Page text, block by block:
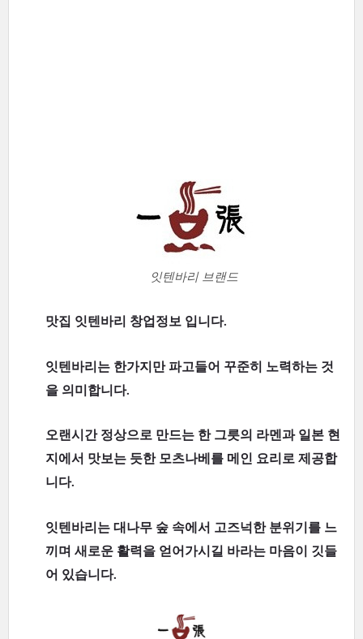
잇텐바리 브랜드
맛집 잇텐바리 창업정보 입니다.
잇텐바리는 한가지만 파고들어 꾸준히 노력하는 것
을 의미합니다.
오랜시간 정상으로 만드는 한 그릇의 라멘과 일본 현
지에서 맛보는 듯한 모츠나베를 메인 요리로 제공합
니다.
잇텐바리는 대나무 숲 속에서 고즈넉한 분위기를 느
끼며 새로운 활력을 얻어가시길 바라는 마음이 깃들
어 있습니다.